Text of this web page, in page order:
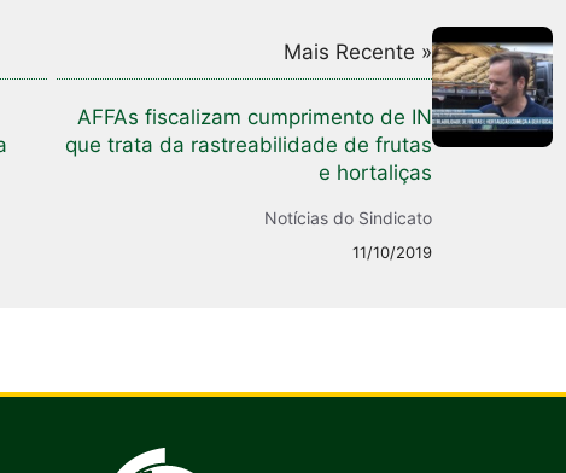
Mais Recente »
AFFAs fiscalizam cumprimento de IN
que trata da rastreabilidade de frutas
e hortaliças
Notícias do Sindicato
11/10/2019